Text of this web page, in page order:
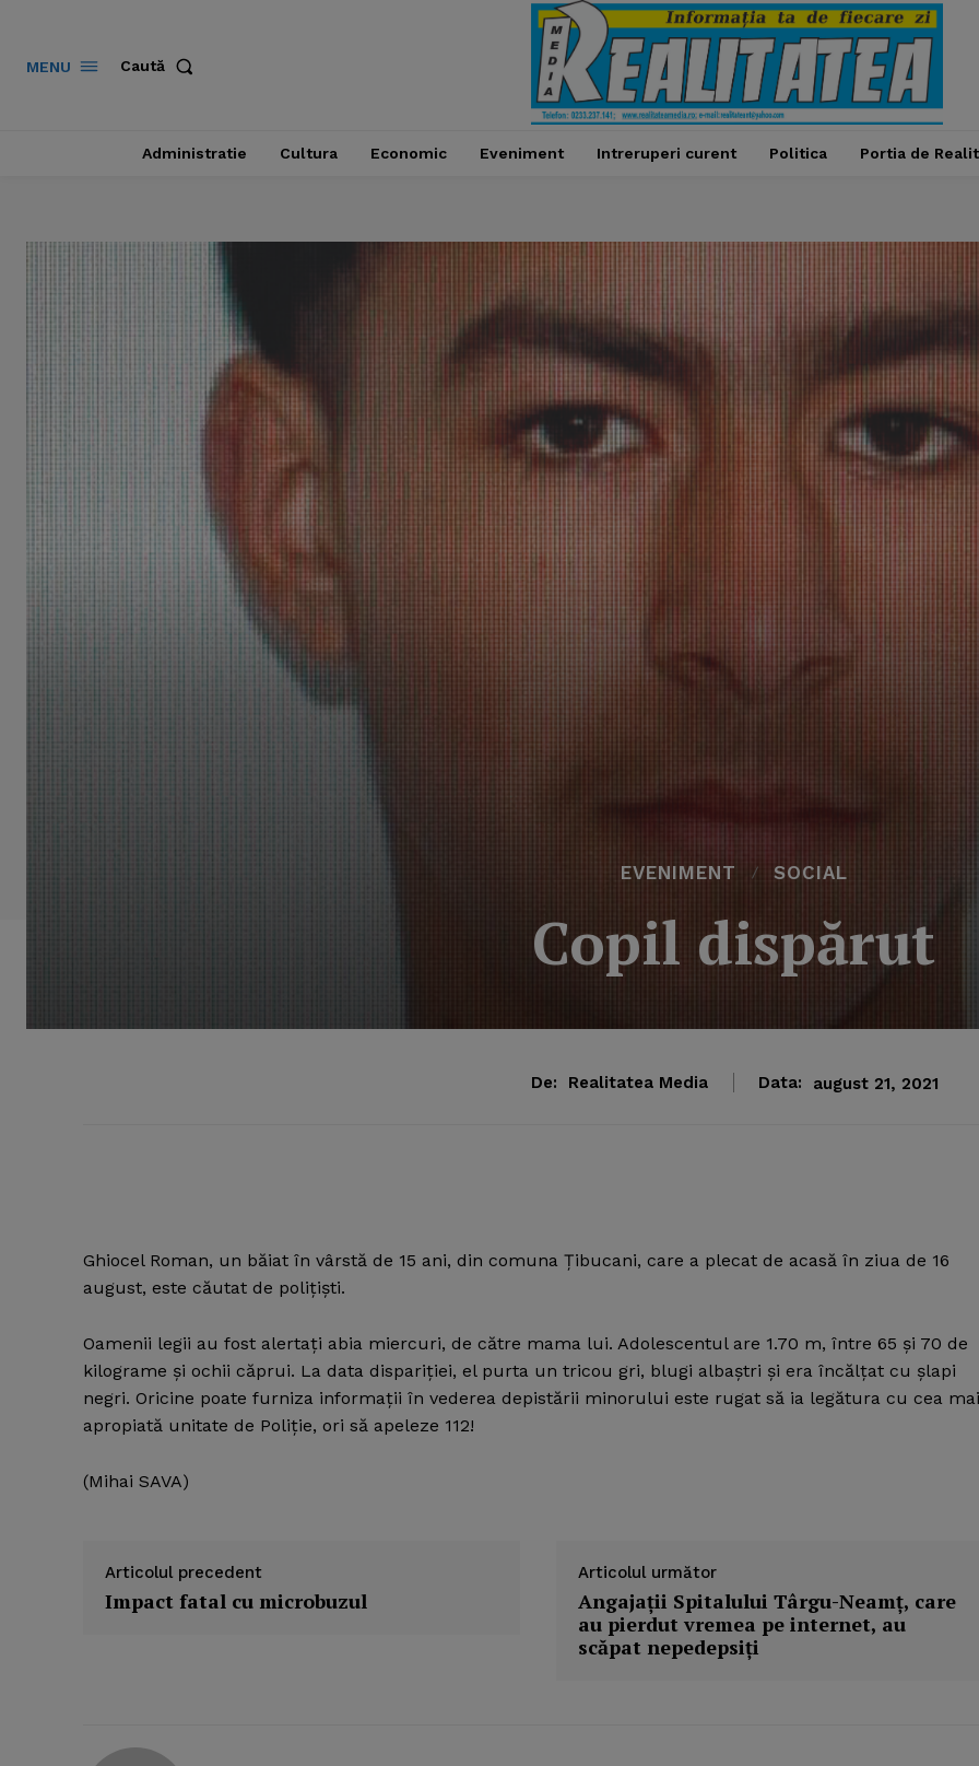
MENU Caută
Administratie Cultura Economic Eveniment Intreruperi curent Politica Portia de
EVENIMENT SOCIAL
Copil dispărut
De: Realitatea Media Data: august 21, 2021
Ghiocel Roman, un băiat în vârstă de 15 ani, din comuna Ţibucani, care a plecat de acasă în ziua de 16
august, este căutat de poliţişti.
Oamenii legii au fost alertaţi abia miercuri, de către mama lui. Adolescentul are 1.70 m, între 65 şi 70 de
kilograme şi ochii căprui. La data dispariţiei, el purta un tricou gri, blugi albaştri şi era încălţat cu şlapi
negri. Oricine poate furniza informaţii în vederea depistării minorului este rugat să ia legătura cu cea mai
apropiată unitate de Poliţie, ori să apeleze 112!
(Mihai SAVA)
Articolul precedent
Impact fatal cu microbuzul
Articolul următor
Angajaţii Spitalului Târgu-Neamţ, care
au pierdut vremea pe internet, au
scăpat nepedepsiţi